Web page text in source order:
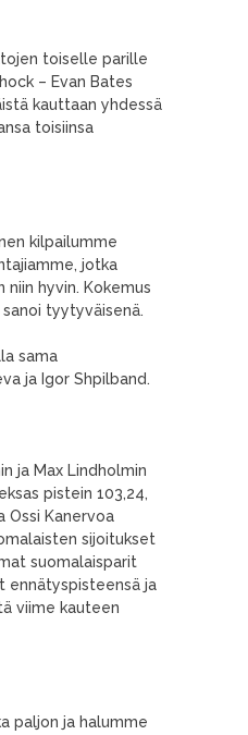
toiselle parille
– Evan Bates
kauttaan yhdessä
toisiinsa
kilpailumme
jotka
hyvin. Kokemus
tyytyväisenä.
sama
ja Igor Shpilband.
ja Max Lindholmin
pistein 103,24,
Ossi Kanervoa
sijoitukset
suomalaisparit
ennätyspisteensä ja
viime kauteen
ja halumme